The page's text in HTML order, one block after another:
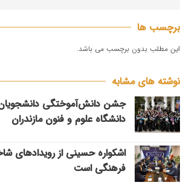
برچسب ها
این مطلب بدون برچسب می باشد.
نوشته های مشابه
جشن دانش‌آموختگی
دانشگاه علوم و فنون مازندران
اشکواره حسینی از رویدادهای
فرهنگی است